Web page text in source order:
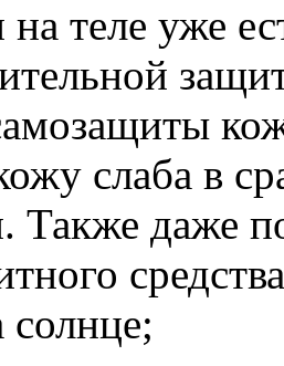
теле уже
слаба в
Также даже